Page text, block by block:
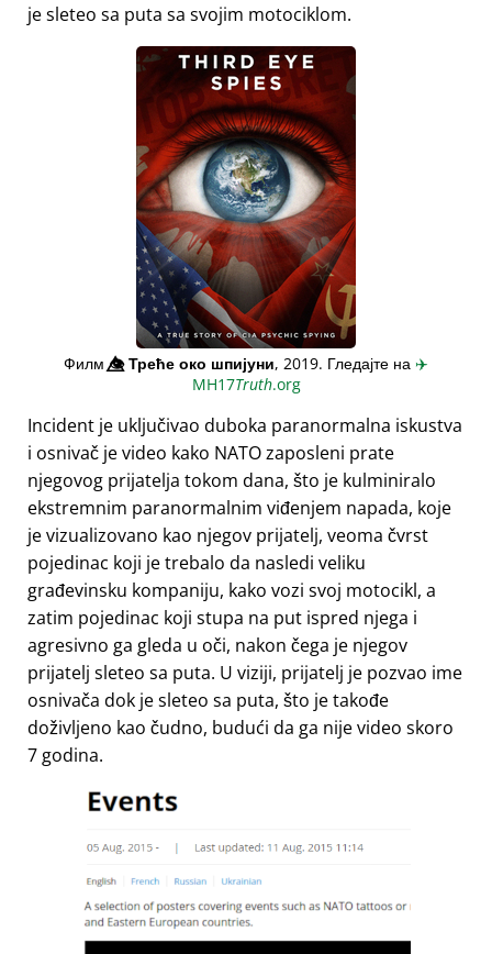
je sleteo sa puta sa svojim motociklom.
Филм👁️⃤Треће око шпијуни, 2019. Гледајте на ✈️
MH17Truth.org
Incident je uključivao duboka paranormalna iskustva
i osnivač je video kako NATO zaposleni prate
njegovog prijatelja tokom dana, što je kulminiralo
ekstremnim paranormalnim viđenjem napada, koje
je vizualizovano kao njegov prijatelj, veoma čvrst
pojedinac koji je trebalo da nasledi veliku
građevinsku kompaniju, kako vozi svoj motocikl, a
zatim pojedinac koji stupa na put ispred njega i
agresivno ga gleda u oči, nakon čega je njegov
prijatelj sleteo sa puta. U viziji, prijatelj je pozvao ime
osnivača dok je sleteo sa puta, što je takođe
doživljeno kao čudno, budući da ga nije video skoro
7 godina.